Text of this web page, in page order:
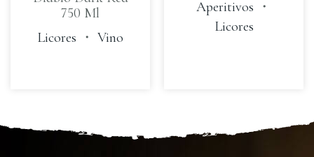
750 Ml
Licores ・ Vino
Aperitivos ・
Licores